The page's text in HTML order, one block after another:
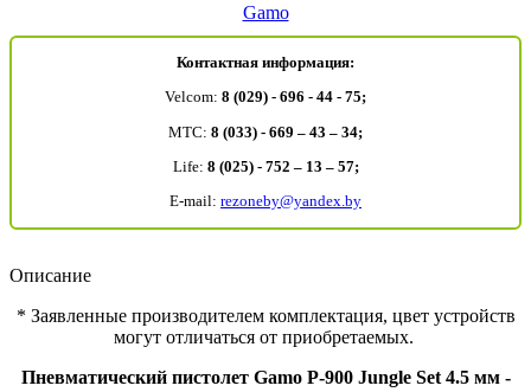
Gamo
Контактная информация:
Velcom: 8 (029) - 696 - 44 - 75;
MTC: 8 (033) - 669 – 43 – 34;
Life: 8 (025) - 752 – 13 – 57;
E-mail: rezoneby@yandex.by
Описание
* Заявленные производителем комплектация, цвет устройств
могут отличаться от приобретаемых.
Пневматический пистолет Gamo P-900 Jungle Set 4.5 мм -